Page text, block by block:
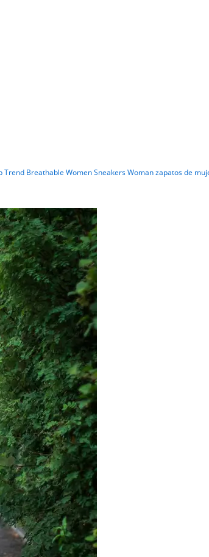
Trend Breathable Women Sneakers Woman zapatos de